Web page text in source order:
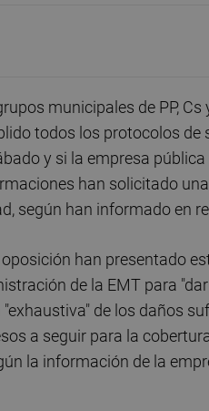
municipales de PP,
todos los protocolos
y si la empresa
han solicitado
según han informado en
han presentado
de la EMT para
de los daños
a seguir para la
la información de la